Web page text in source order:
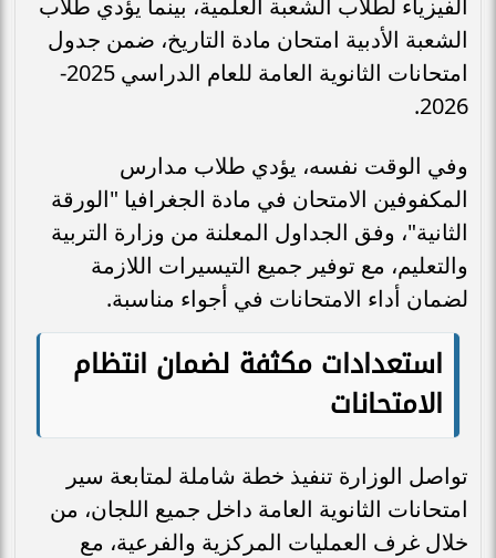
الشعبة الأدبية امتحان مادة التاريخ، ضمن جدول
امتحانات الثانوية العامة للعام الدراسي 2025-
2026.
وفي الوقت نفسه، يؤدي طلاب مدارس
المكفوفين الامتحان في مادة الجغرافيا "الورقة
الثانية"، وفق الجداول المعلنة من وزارة التربية
والتعليم، مع توفير جميع التيسيرات اللازمة
لضمان أداء الامتحانات في أجواء مناسبة.
استعدادات مكثفة لضمان انتظام
الامتحانات
تواصل الوزارة تنفيذ خطة شاملة لمتابعة سير
امتحانات الثانوية العامة داخل جميع اللجان، من
خلال غرف العمليات المركزية والفرعية، مع